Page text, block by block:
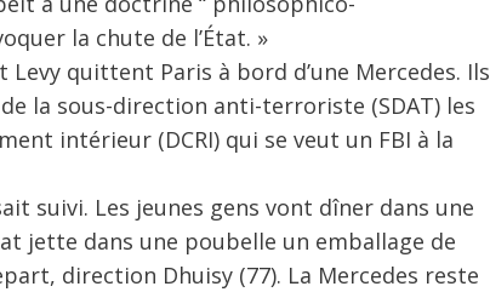
la chute de l’État. »
quittent Paris à bord d’une Mercedes. Ils
la sous-direction anti-terroriste (SDAT) les
intérieur (DCRI) qui se veut un FBI à la
suivi. Les jeunes gens vont dîner dans une
jette dans une poubelle un emballage de
direction Dhuisy (77). La Mercedes reste